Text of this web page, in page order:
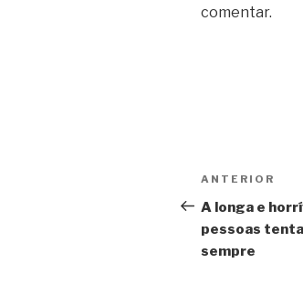
comentar.
de
Post
Post
anterior
ANTERIOR
A longa e
pessoas
sempre